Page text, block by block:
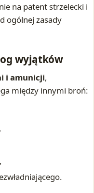
na patent strzelecki i
ogólnej zasady
wyjątków
i amunicji,
między innymi broń: